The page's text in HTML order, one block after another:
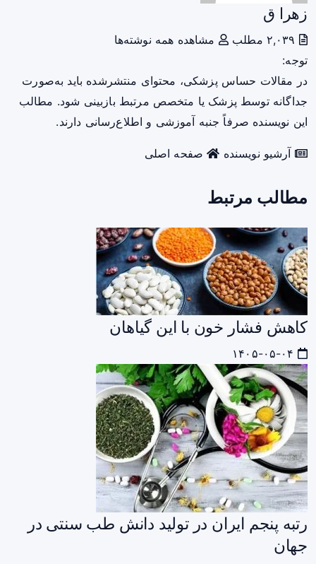
زهرا ق
مشاهده همه نوشته‌ها
توجه:
در مقالات حساس پزشکی، محتوای منتشرشده باید به‌صورت
جداگانه توسط پزشک یا متخصص مرتبط بازبینی شود. مطالب
این نویسنده صرفاً جنبه آموزشی و اطلاع‌رسانی دارند.
آرشیو نویسنده صفحه اصلی
مطالب مرتبط
کاهش فشار خون با این گیاهان
رتبه پنجم ایران در تولید دانش طب سنتی در
جهان